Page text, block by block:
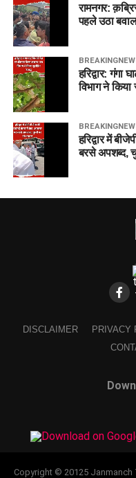
रामनगर:
पहले उठा बवाल
हरिद्वार: गंगा
विभाग ने किया
हरिद्वार में
बरसे अपशब्द,
DISCLAIMER PRIVACY
Copyright © 20125 Janmanch